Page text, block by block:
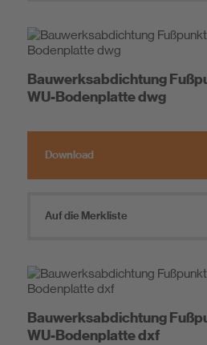
Bauwerksabdichtung
WU-Bodenplatte dwg
Download
Auf die Merkliste
Bauwerksabdichtung
WU-Bodenplatte dxf